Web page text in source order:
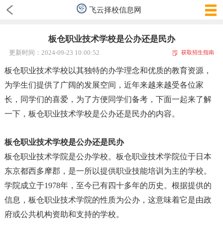
飞云择校信息网
板仓职业技术学校是公办还是民办
更新时间：2024-09-23 10:00:52 获取招生指南
板仓职业技术学校以其独特的办学理念和优质的教育资源，
为学生们提供了广阔的发展空间 ， 近年来越来越受各位家
长 ， 同学们的喜爱 ， 为了方便同学们备考， 下面一起来了解
一下， 板仓职业技术学校是公办还是民办的内容。
板仓职业技术学校是公办还是民办
板仓职业技术学院是公办学校。 板仓职业技术学院位于日本
东京都西多摩郡 ， 是一所以提供职业技能培训为主的学校。
学院成立于1978年， 至今已有四十多年的历史。根据提供的
信息 ， 板仓职业技术学院的性质为公办， 这意味着它是由政
府或公共机构资助和支持的学校。